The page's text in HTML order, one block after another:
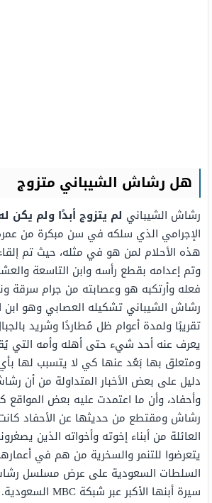
هل رشاش الشيباني متزوج
رشاش الشيباني لم يتزوج أبدًا ولم يكن
الإجرامي الذي سلكه في سن مبكرة من
هذه الأحلام لمن هو في مثله، حيث تم
وتم إعدامه بقطع رأسه وابن التاسعة
فعله وأرتكبه هو وعصابته من جرام سرقة
رشاش الشيباني تشكيله العصابي وهو ابن
تقريبًا ولمدة أعوام ظل مُطاردًا وشريد
يعرف عنه أحد شيء حتى أهله وأمه التي
ومتعلق بها بَعُد عنها كي لا يتسبب لها
دليل على بعض الأخبار المتداولة من أن
وأحفاد، وأن ما اعتمدت عليه بعض المواقع
رشاش ومقتطع من حديثها عن الأحفاد
العائلة من أبناء إخوته وأخواته الذين
يتعرضوا للتنمر والسخرية من هم في
السلطات السعودية على عرض مسلسل
سيرة أبنها الأكبر عبر شبكة MBC السعودية.